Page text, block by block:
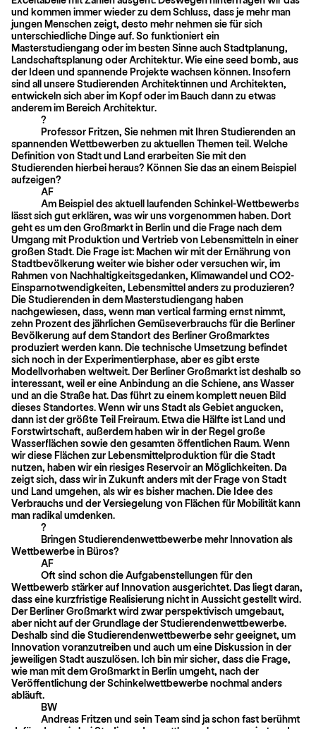
und kommen immer wieder zu dem Schluss, dass je mehr man
jungen Menschen zeigt, desto mehr nehmen sie für sich
unterschiedliche Dinge auf. So funktioniert ein
Masterstudiengang oder im besten Sinne auch Stadtplanung,
Landschafts­planung oder Architektur. Wie eine seed bomb, aus
der Ideen und spannende Projekte wachsen können. Insofern
sind all unsere Studierenden Architektinnen und Architekten,
entwickeln sich aber im Kopf oder im Bauch dann zu etwas
anderem im Bereich Architektur.
?
Professor Fritzen, Sie nehmen mit Ihren Studierenden an
spannenden Wettbewerben zu aktuellen Themen teil. Welche
Definition von Stadt und Land erarbeiten Sie mit den
Studierenden hierbei heraus? Können Sie das an einem Beispiel
aufzeigen?
AF
Am Beispiel des aktuell laufenden Schinkel-Wettbewerbs
lässt sich gut erklären, was wir uns vorgenommen haben. Dort
geht es um den Großmarkt in Berlin und die Frage nach dem
Umgang mit Produktion und Vertrieb von Lebensmitteln in einer
großen Stadt. Die Frage ist: Machen wir mit der Ernährung von
Stadtbevölkerung weiter wie bisher oder versuchen wir, im
Rahmen von Nachhaltigkeitsgedanken, Klimawandel und CO2-
Einsparnotwendigkeiten, Lebensmittel anders zu produ­zieren?
Die Studierenden in dem Masterstudiengang haben
nachgewiesen, dass, wenn man vertical farming ernst nimmt,
zehn Prozent des jährlichen Gemüseverbrauchs für die Berliner
Bevölkerung auf dem Standort des Berliner Großmarktes
produziert werden kann. Die technische Umsetzung befindet
sich noch in der Experimentierphase, aber es gibt erste
Modellvorhaben weltweit. Der Berliner Großmarkt ist deshalb so
interessant, weil er eine Anbindung an die Schiene, ans Wasser
und an die Straße hat. Das führt zu einem komplett neuen Bild
dieses Standortes. Wenn wir uns Stadt als Gebiet angucken,
dann ist der größte Teil Frei­raum. Etwa die Hälfte ist Land und
Forstwirtschaft, außerdem haben wir in der Regel große
Wasserflächen sowie den gesamten öffentlichen Raum. Wenn
wir diese Flächen zur Lebensmittelproduktion für die Stadt
nutzen, haben wir ein riesiges Reservoir an Möglichkeiten. Da
zeigt sich, dass wir in Zukunft anders mit der Frage von Stadt
und Land umgehen, als wir es bisher machen. Die Idee des
Verbrauchs und der Versiegelung von Flächen für Mobilität kann
man radikal umdenken.
?
Bringen Studierendenwettbewerbe mehr Innovation als
Wettbewerbe in Büros?
AF
Oft sind schon die Aufgabenstellungen für den
Wettbewerb stärker auf Innovation ausgerichtet. Das liegt daran,
dass eine kurzfristige Realisierung nicht in Aussicht gestellt wird.
Der Berliner Großmarkt wird zwar perspektivisch umgebaut,
aber nicht auf der Grundlage der Studierendenwettbewerbe.
Deshalb sind die Studierendenwettbewerbe sehr geeignet, um
Innovation voranzutreiben und auch um eine Diskussion in der
jeweiligen Stadt auszulösen. Ich bin mir sicher, dass die Frage,
wie man mit dem Großmarkt in Berlin umgeht, nach der
Veröffentlichung der Schinkelwettbewerbe nochmal anders
abläuft.
BW
Andreas Fritzen und sein Team sind ja schon fast berühmt